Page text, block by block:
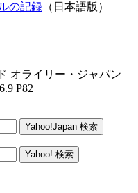
の記録 （日本語版）
オライリー・ジャパン
P82